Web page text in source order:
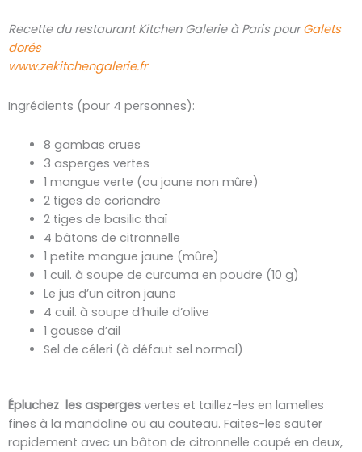
Recette du restaurant Kitchen Galerie à Paris pourGalets
dorés
www.zekitchengalerie.fr
Ingrédients (pour 4 personnes):
8 gambas crues
3 asperges vertes
1 mangue verte (ou jaune non mûre)
2 tiges de coriandre
2 tiges de basilic thaï
4 bâtons de citronnelle
1 petite mangue jaune (mûre)
1 cuil. à soupe de curcuma en poudre (10 g)
Le jus d’un citron jaune
4 cuil. à soupe d’huile d’olive
1 gousse d’ail
Sel de céleri (à défaut sel normal)
Épluchez les asperges vertes et taillez-les en lamelles
fines à la mandoline ou au couteau. Faites-les sauter
rapidement avec un bâton de citronnelle coupé en deux,